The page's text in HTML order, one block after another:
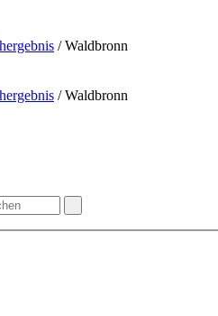
/ Waldbronn
/ Waldbronn